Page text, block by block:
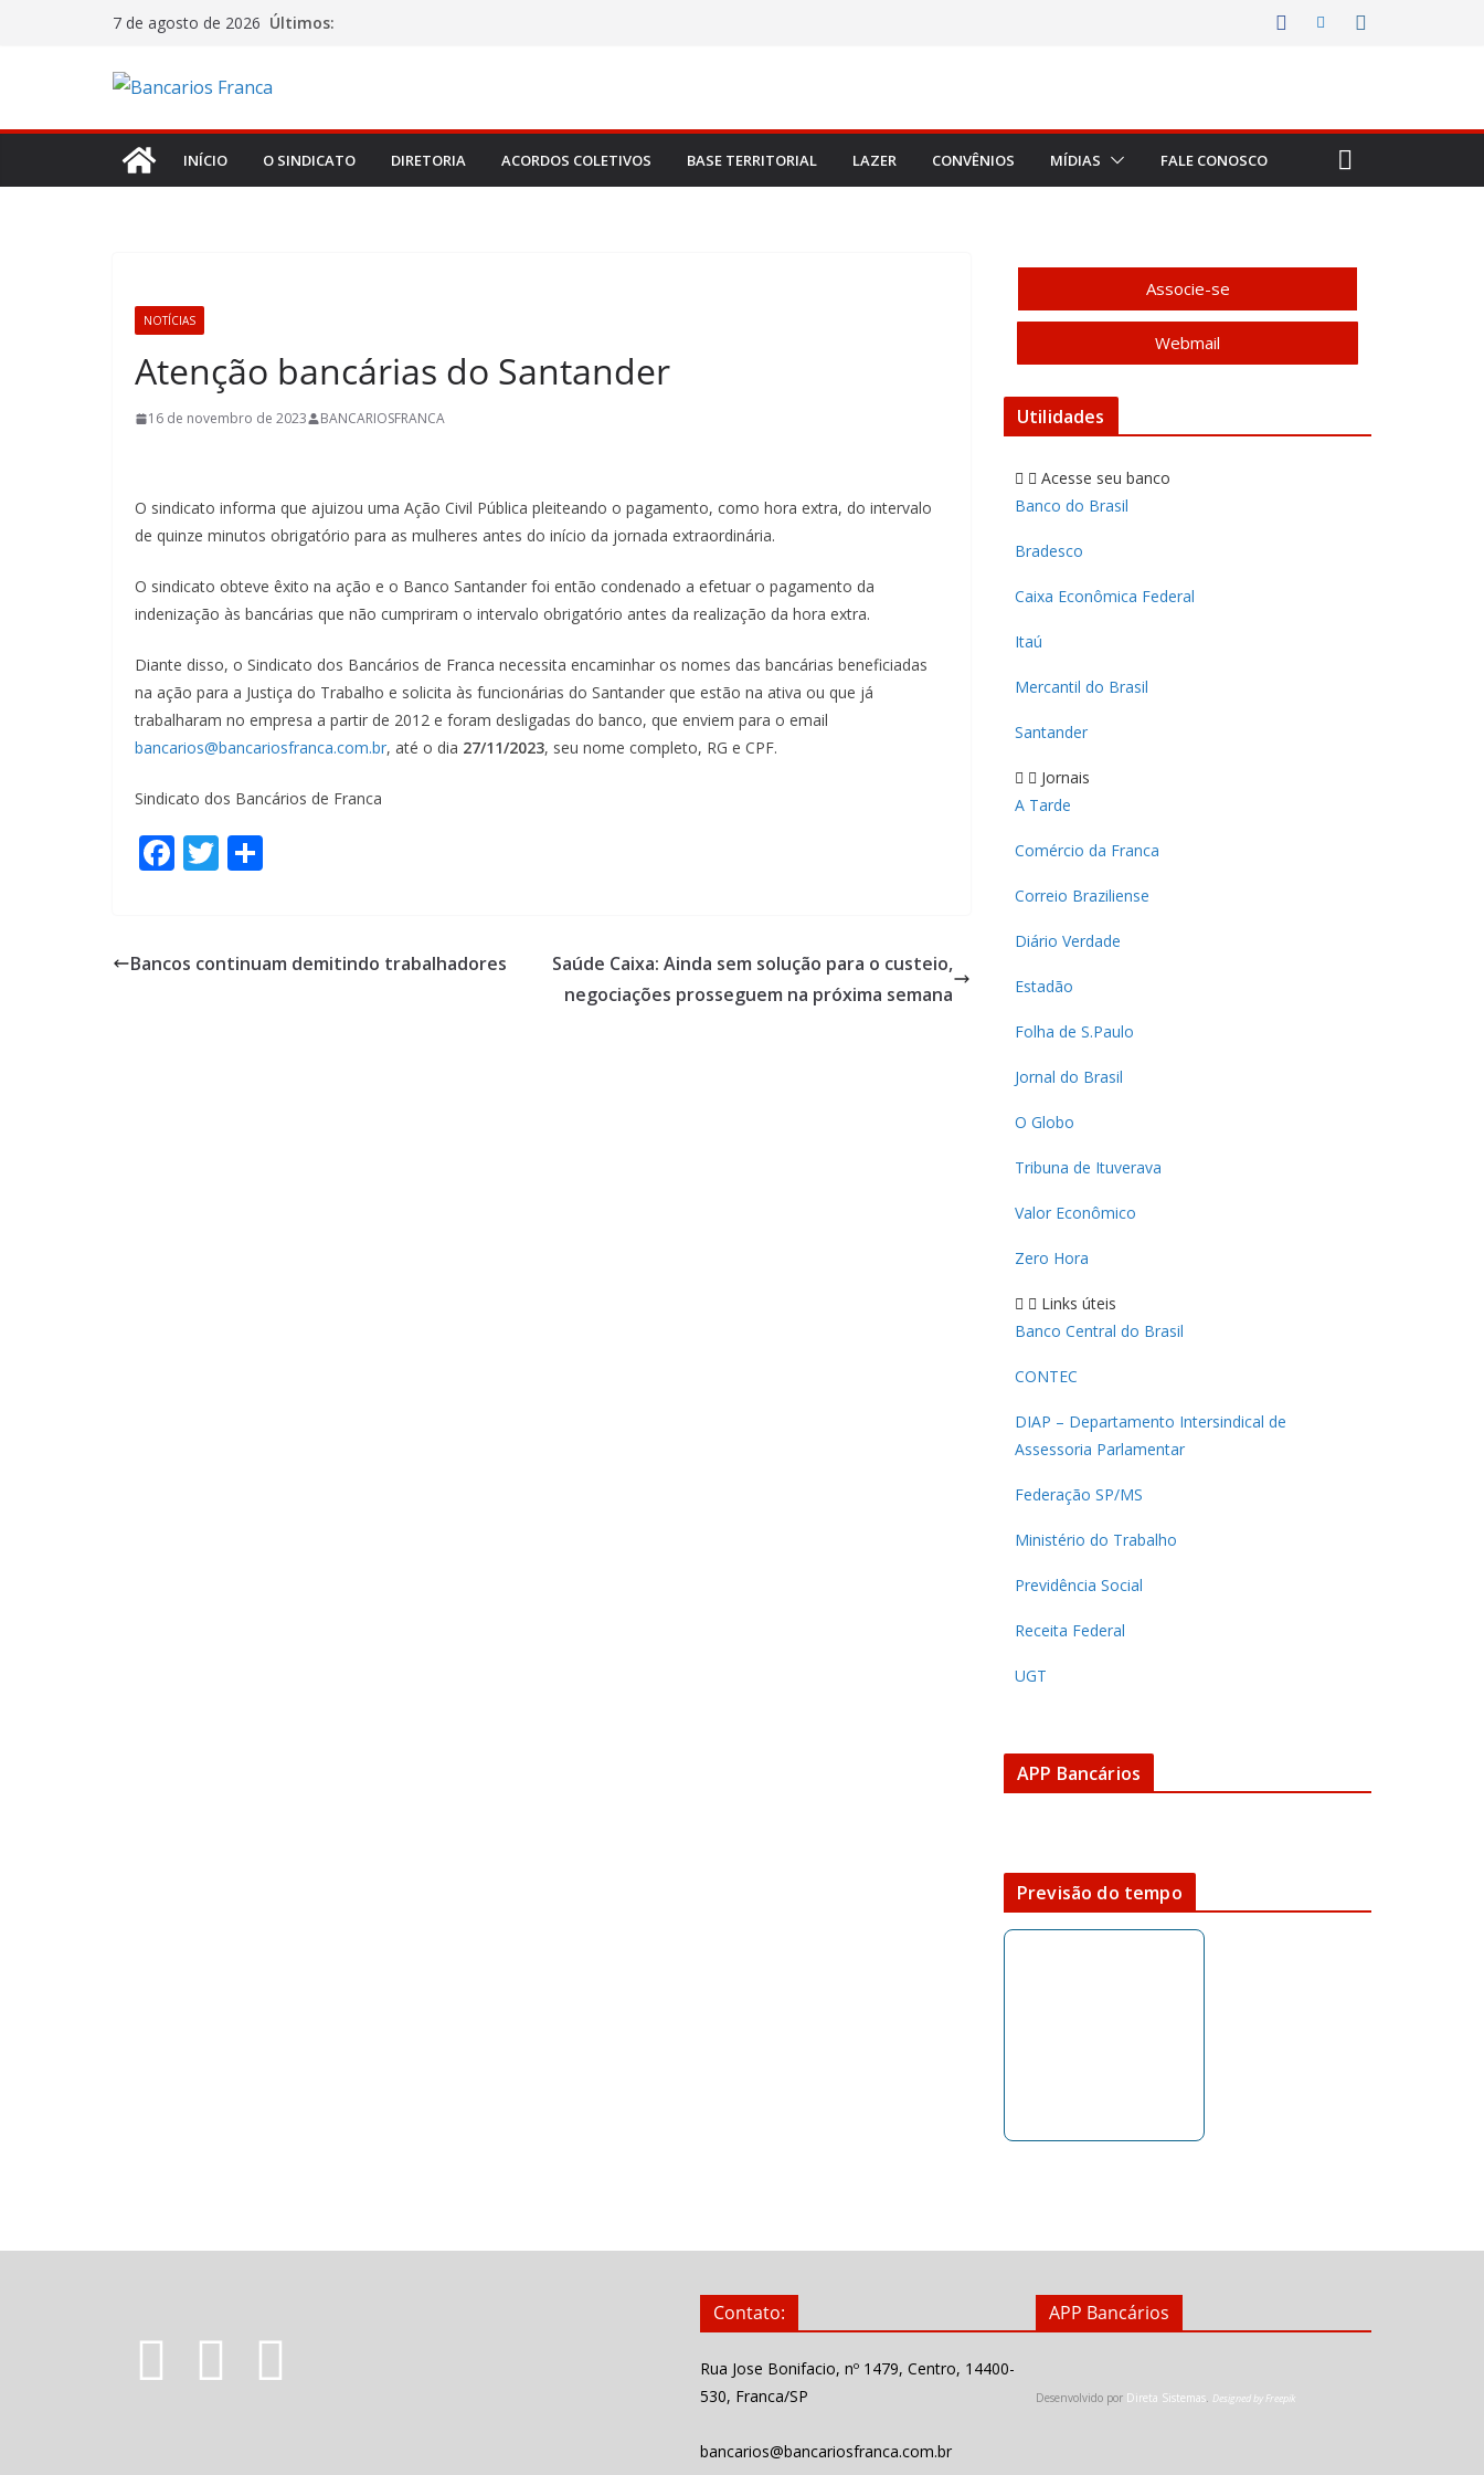
7 de agosto de 2026 Últimos:
INÍCIO O SINDICATO DIRETORIA ACORDOS COLETIVOS BASE TERRITORIAL LAZER CONVÊNIOS MÍDIAS FALE CONOSCO
NOTÍCIAS
Atenção bancárias do Santander
16 de novembro de 2023 BANCARIOSFRANCA
O sindicato informa que ajuizou uma Ação Civil Pública pleiteando o pagamento, como hora extra, do intervalo
de quinze minutos obrigatório para as mulheres antes do início da jornada extraordinária.
O sindicato obteve êxito na ação e o Banco Santander foi então condenado a efetuar o pagamento da
indenização às bancárias que não cumpriram o intervalo obrigatório antes da realização da hora extra.
Diante disso, o Sindicato dos Bancários de Franca necessita encaminhar os nomes das bancárias beneficiadas
na ação para a Justiça do Trabalho e solicita às funcionárias do Santander que estão na ativa ou que já
trabalharam no empresa a partir de 2012 e foram desligadas do banco, que enviem para o email
bancarios@bancariosfranca.com.br, até o dia 27/11/2023, seu nome completo, RG e CPF.
Sindicato dos Bancários de Franca
F
b
T
er e
Bancos continuam demitindo trabalhadores
Saúde Caixa: Ainda sem solução para o custeio,
negociações prosseguem na próxima semana
Associe-se
Webmail
Utilidades
Acesse seu banco
Banco do Brasil
Bradesco
Caixa Econômica Federal
Itaú
Mercantil do Brasil
Santander
Jornais
A Tarde
Comércio da Franca
Correio Braziliense
Diário Verdade
Estadão
Folha de S.Paulo
Jornal do Brasil
O Globo
Tribuna de Ituverava
Valor Econômico
Zero Hora
Links úteis
Banco Central do Brasil
CONTEC
DIAP – Departamento Intersindical de
Assessoria Parlamentar
Federação SP/MS
Ministério do Trabalho
Previdência Social
Receita Federal
UGT
APP Bancários
Previsão do tempo
Contato:
Rua Jose Bonifacio, nº 1479, Centro, 14400-
530, Franca/SP
bancarios@bancariosfranca.com.br
APP Bancários
Desenvolvido por Direta Sistemas. Designed by Freepik